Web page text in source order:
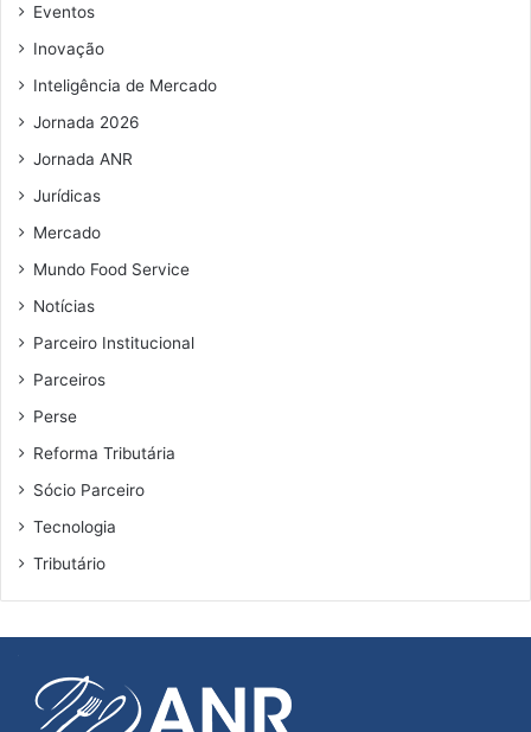
Eventos
Inovação
Inteligência de Mercado
Jornada 2026
Jornada ANR
Jurídicas
Mercado
Mundo Food Service
Notícias
Parceiro Institucional
Parceiros
Perse
Reforma Tributária
Sócio Parceiro
Tecnologia
Tributário